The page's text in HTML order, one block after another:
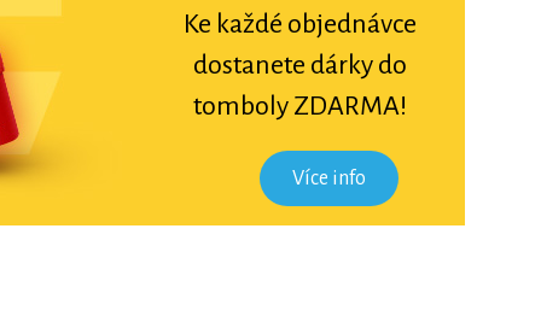
Ke každé objednávce
dostanete dárky do
tomboly ZDARMA!
Více info